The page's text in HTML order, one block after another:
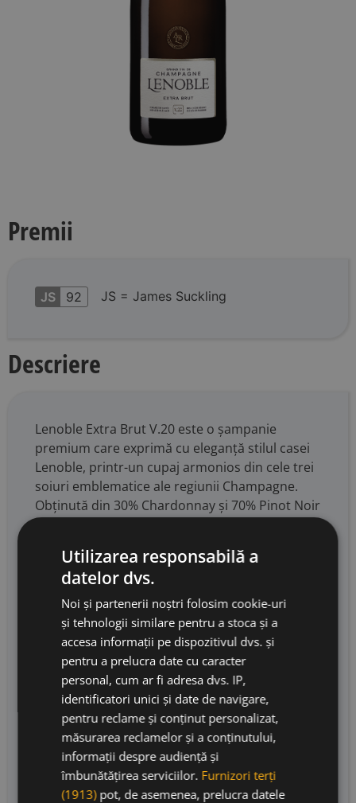
Premii
JS 92 JS = James Suckling
Descriere
Lenoble Extra Brut V.20 este o șampanie
premium care exprimă cu eleganță stilul casei
Lenoble, printr-un cupaj armonios din cele trei
soiuri emblematice ale regiunii Champagne.
Obținută din 30% Chardonnay și 70% Pinot Noir
cuvée reunește 60% vinuri din recolta 2020 și
40% vinuri de rezervă, o parte importantă
dintre acestea fiind maturate în lemn și în sticle
magnum. Vinificarea are loc atât în cuve, cât și
în foudre, iar maturarea medie de 48 de luni îi
conferă profunzime, finețe și complexitate. Cu
un dozaj Extra Brut de 3 g/l, Lenoble Extra Brut
V.20 impresionează printr-un profil precis și
rafinat, ideal pentru iubitorii de șampanie
elegantă și gastronomică. Note de degustare –
nasul se deschide cu arome delicate de fructe
albe, în care para se împletește subtil cu note
florale de păducel și salcâm; aerarea aduce
Utilizarea responsabilă a
datelor dvs.
Noi și partenerii noștri folosim cookie-uri
și tehnologii similare pentru a stoca și a
accesa informații pe dispozitivul dvs. și
pentru a prelucra date cu caracter
personal, cum ar fi adresa dvs. IP,
identificatori unici și date de navigare,
pentru reclame și conținut personalizat,
măsurarea reclamelor și a conținutului,
informații despre audiență și
îmbunătățirea serviciilor. Furnizori terți
(1913)pot, de asemenea, prelucra datele